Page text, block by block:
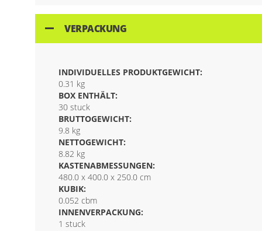
VERPACKUNG
INDIVIDUELLES PRODUKTGEWICHT:
0.31 kg
BOX ENTHÄLT:
30 stuck
BRUTTOGEWICHT:
9.8 kg
NETTOGEWICHT:
8.82 kg
KASTENABMESSUNGEN:
480.0 x 400.0 x 250.0 cm
KUBIK:
0.052 cbm
INNENVERPACKUNG:
1 stuck